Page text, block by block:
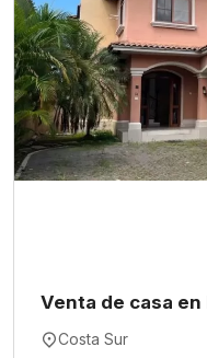
Venta de casa en
Costa Sur